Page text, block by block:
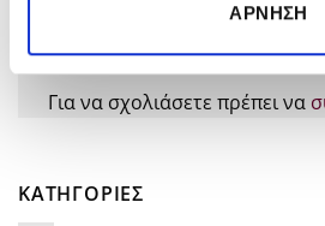
ΆΡΝΗΣΗ
Αφήστε μια απάντηση
Για να σχολιάσετε πρέπει να
KΑΤΗΓΟΡΊΕΣ